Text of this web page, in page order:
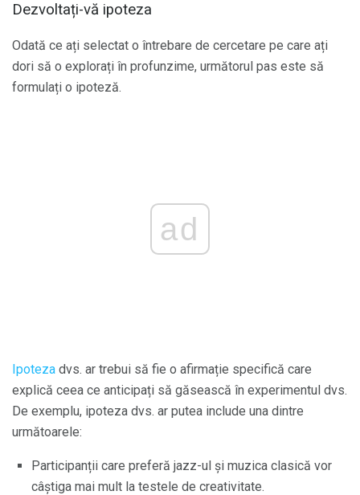
Dezvoltați-vă ipoteza
Odată ce ați selectat o întrebare de cercetare pe care ați
dori să o explorați în profunzime, următorul pas este să
formulați o ipoteză.
ad
Ipoteza dvs. ar trebui să fie o afirmație specifică care
explică ceea ce anticipați să găsească în experimentul dvs.
De exemplu, ipoteza dvs. ar putea include una dintre
următoarele:
Participanții care preferă jazz-ul și muzica clasică vor
câștiga mai mult la testele de creativitate.